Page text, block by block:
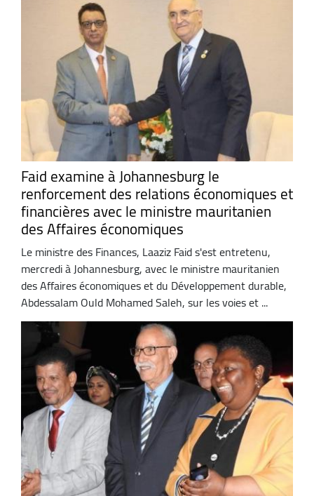
Faid examine à Johannesburg le
renforcement des relations économiques et
financières avec le ministre mauritanien
des Affaires économiques
Le ministre des Finances, Laaziz Faid s'est entretenu,
mercredi à Johannesburg, avec le ministre mauritanien
des Affaires économiques et du Développement durable,
Abdessalam Ould Mohamed Saleh, sur les voies et ...